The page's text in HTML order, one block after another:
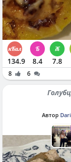
134.9 8.4 7.8
8 6
Автор